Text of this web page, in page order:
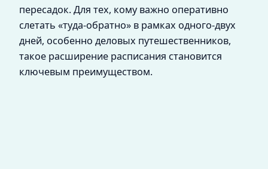
пересадок. Для тех, кому важно оперативно
слетать «туда-обратно» в рамках одного-двух
дней, особенно деловых путешественников,
такое расширение расписания становится
ключевым преимуществом.